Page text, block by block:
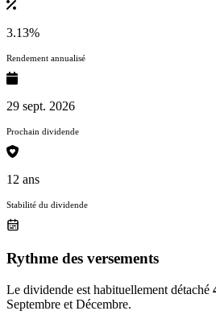
3.13%
Rendement annualisé
29 sept. 2026
Prochain dividende
12 ans
Stabilité du dividende
Rythme des versements
Le dividende est habituellement détaché
Septembre et Décembre.